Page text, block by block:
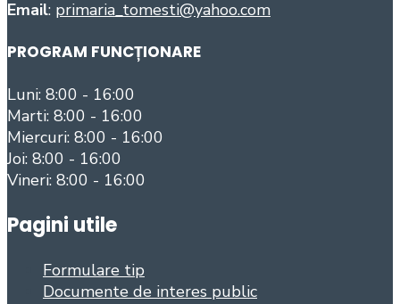
Email: primaria_tomesti@yahoo.com
PROGRAM FUNCȚIONARE
Luni: 8:00 - 16:00
Marti: 8:00 - 16:00
Miercuri: 8:00 - 16:00
Joi: 8:00 - 16:00
Vineri: 8:00 - 16:00
Pagini utile
Formulare tip
Documente de interes public